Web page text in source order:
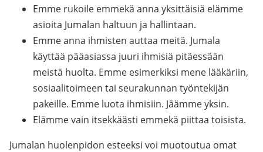
Emme rukoile emmekä anna yksittäisiä elämme
asioita Jumalan haltuun ja hallintaan.
Emme anna ihmisten auttaa meitä. Jumala
käyttää pääasiassa juuri ihmisiä pitäessään
meistä huolta. Emme esimerkiksi mene lääkäriin,
sosiaalitoimeen tai seurakunnan työntekijän
pakeille. Emme luota ihmisiin. Jäämme yksin.
Elämme vain itsekkäästi emmekä piittaa toisista.
Jumalan huolenpidon esteeksi voi muotoutua omat